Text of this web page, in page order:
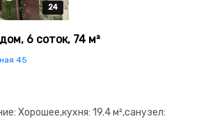
24
24
24
24
24
6 соток, 74 м²
45
Хорошее,кухня: 19.4 м²,санузел: